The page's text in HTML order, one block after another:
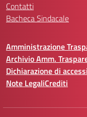
Contatti
Bacheca Sindacale
Amministrazione
Archivio Amm.
Dichiarazione di
Note LegaliCrediti